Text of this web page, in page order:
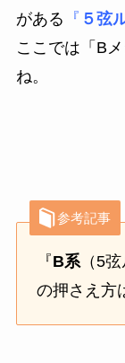
がある 『 ５弦
ここでは「B
ね。
参考記事
『B系 （5
の押さえ方